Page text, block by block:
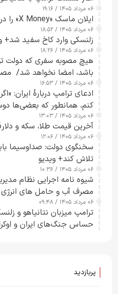
۰۶ مرداد ۱۴۰۵ / ۱۹:۱۶
ایلان ماسک «X Money» را در آمریکا راه‌اندازی کرد
۰۶ مرداد ۱۴۰۵ / ۱۸:۵۲
زلنسکی وارد کاخ سفید شد+
۰۶ مرداد ۱۴۰۵ / ۱۸:۲۶
هیچ مصوبه سفری که دولت
باشد، امضا نخواهد شد/
چارچوب قانون بودجه
۰۶ مرداد ۱۴۰۵ / ۱۶:۵۳
ادعای ترامپ دربارهٔ ایران:
کنم، همانطور که بعضی‌ها
راحت می‌توانم بیشتر
ساعت از بین ببرم+ ویدیو
۰۶ مرداد ۱۴۰۵ / ۱۳:۰۳
آخرین قیمت طلا، سکه و دلار6مرداد1405
۰۶ مرداد ۱۴۰۵ / ۱۲:۰۶
سخنگوی دولت: صداوسیما
تلاش کند+ ویدیو
۰۶ مرداد ۱۴۰۵ / ۱۰:۳۶
شیوه نامه اجرایی نظام
مصرف آب و حامل های انرژی
۰۶ مرداد ۱۴۰۵ / ۰۹:۴۸
ترامپ میزبان نتانیاهو و
حساس جنگ‌های ایران و
پربازدید